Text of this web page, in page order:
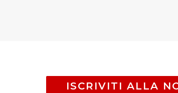
ISCRIVITI ALLA